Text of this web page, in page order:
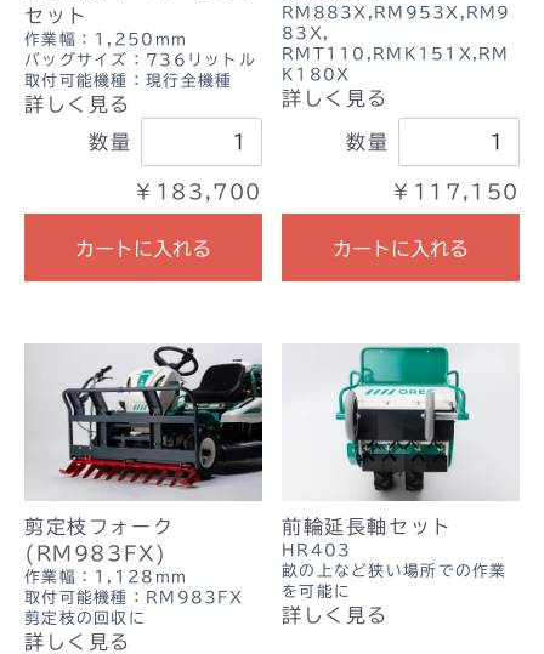
セット
作業幅：1,250mm
バッグサイズ：736リットル
取付可能機種：現行全機種
詳しく見る
数量
￥183,700
カートに入れる
RM883X,RM953X,RM9
83X,
RMT110,RMK151X,RM
K180X
詳しく見る
数量
￥117,150
カートに入れる
剪定枝フォーク
(RM983FX)
作業幅：1,128mm
取付可能機種：RM983FX
剪定枝の回収に
詳しく見る
前輪延長軸セット
HR403
畝の上など狭い場所での作業
を可能に
詳しく見る